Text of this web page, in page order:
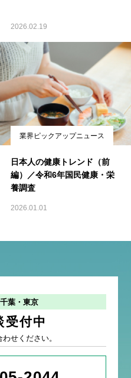
2026.02.19
業界ピックアップニュース
日本人の健康トレンド（前
編）／令和6年国民健康・栄
養調査
2026.01.01
葉・東京
受付中
せください。